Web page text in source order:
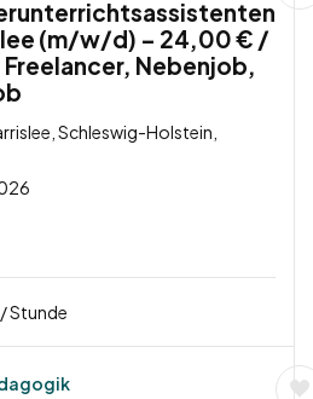
(m/w/d) – 24,00 € /
Nebenjob,
Schleswig-Holstein,
/ Stunde